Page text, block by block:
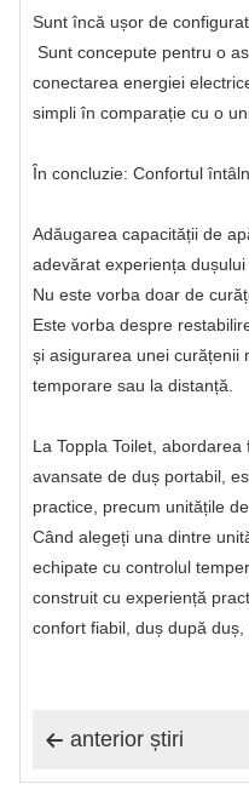
Sunt încă ușor de
Sunt concepute pentru o
conectarea energiei
simpli în comparație cu o
În concluzie: Confortul
Adăugarea capacității de
adevărat experiența dușului
Nu este vorba doar de
Este vorba despre
și asigurarea unei curățenii
temporare sau la distanță.
La Toppla Toilet,
avansate de duș portabil,
practice, precum unitățile
Când alegeți una dintre
echipate cu controlul
construit cu experiență
confort fiabil, duș după duș,
 anterior știri